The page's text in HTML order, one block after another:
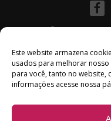
Este website armazena
usados ​​para melhorar
para você, tanto no website,
informações acesse nossa
Copyright©2026 Acesso